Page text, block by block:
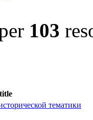
103
тематики